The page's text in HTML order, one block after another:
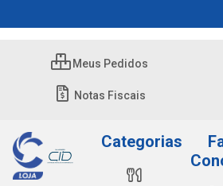
Meus Pedidos
Notas Fiscais
Categorias